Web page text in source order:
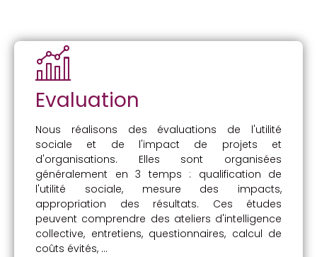
Evaluation
Nous réalisons des évaluations de l'utilité
sociale et de l'impact de projets et
d'organisations. Elles sont organisées
généralement en 3 temps : qualification de
l'utilité sociale, mesure des impacts,
appropriation des résultats. Ces études
peuvent comprendre des ateliers d'intelligence
collective, entretiens, questionnaires, calcul de
coûts évités, ...